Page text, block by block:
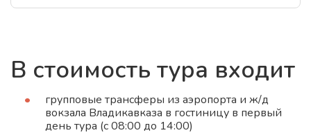
В стоимость тура входит
групповые трансферы из аэропорта и ж/д
вокзала Владикавказа в гостиницу в первый
день тура (с 08:00 до 14:00)